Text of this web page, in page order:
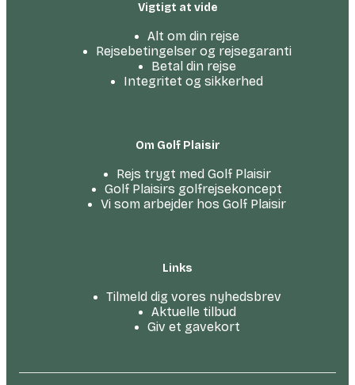
Vigtigt at vide
Alt om din rejse
Rejsebetingelser og rejsegaranti
Betal din rejse
Integritet og sikkerhed
Om Golf Plaisir
Rejs trygt med Golf Plaisir
Golf Plaisirs golfrejsekoncept
Vi som arbejder hos Golf Plaisir
Links
Tilmeld dig vores nyhedsbrev
Aktuelle tilbud
Giv et gavekort